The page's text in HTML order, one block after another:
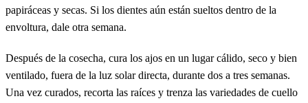
papiráceas y secas. Si los dientes aún están sueltos dentro de la
envoltura, dale otra semana.
Después de la cosecha, cura los ajos en un lugar cálido, seco y bien
ventilado, fuera de la luz solar directa, durante dos a tres semanas.
Una vez curados, recorta las raíces y trenza las variedades de cuello